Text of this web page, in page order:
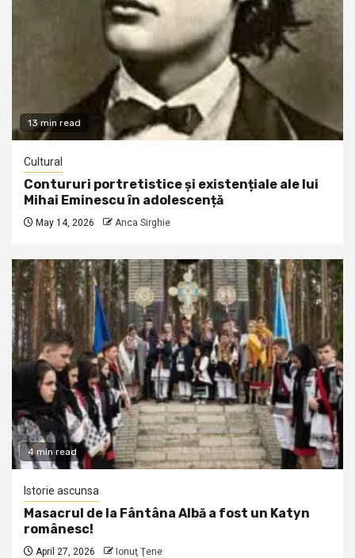
13 min read
Cultural
Contururi portretistice și existențiale ale lui
Mihai Eminescu în adolescență
May 14, 2026 Anca Sirghie
4 min read
Istorie ascunsa
Masacrul de la Fântâna Albă a fost un Katyn
românesc!
April 27, 2026 Ionuţ Ţene